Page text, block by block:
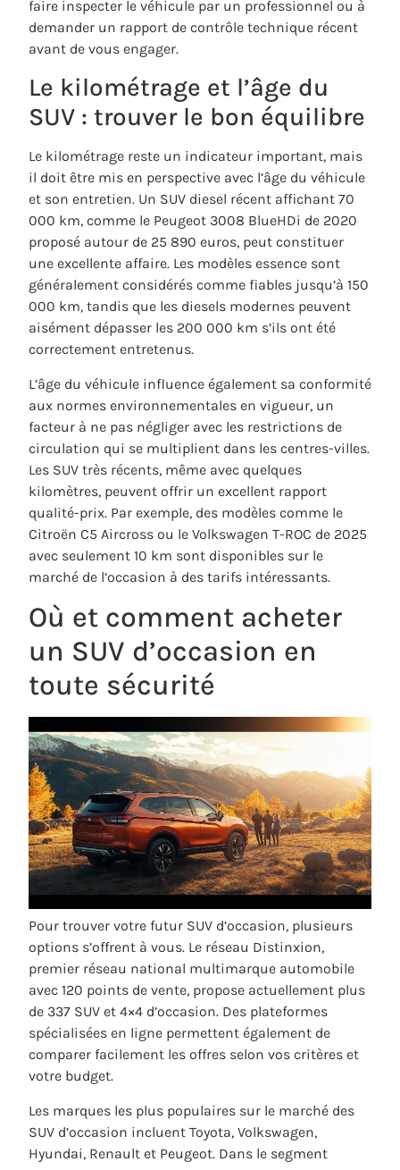
faire inspecter le véhicule par un professionnel ou à
demander un rapport de contrôle technique récent
avant de vous engager.
Le kilométrage et l’âge du
SUV : trouver le bon équilibre
Le kilométrage reste un indicateur important, mais
il doit être mis en perspective avec l’âge du véhicule
et son entretien. Un SUV diesel récent affichant 70
000 km, comme le Peugeot 3008 BlueHDi de 2020
proposé autour de 25 890 euros, peut constituer
une excellente affaire. Les modèles essence sont
généralement considérés comme fiables jusqu’à 150
000 km, tandis que les diesels modernes peuvent
aisément dépasser les 200 000 km s’ils ont été
correctement entretenus.
L’âge du véhicule influence également sa conformité
aux normes environnementales en vigueur, un
facteur à ne pas négliger avec les restrictions de
circulation qui se multiplient dans les centres-villes.
Les SUV très récents, même avec quelques
kilomètres, peuvent offrir un excellent rapport
qualité-prix. Par exemple, des modèles comme le
Citroën C5 Aircross ou le Volkswagen T-ROC de 2025
avec seulement 10 km sont disponibles sur le
marché de l’occasion à des tarifs intéressants.
Où et comment acheter
un SUV d’occasion en
toute sécurité
Pour trouver votre futur SUV d’occasion, plusieurs
options s’offrent à vous. Le réseau Distinxion,
premier réseau national multimarque automobile
avec 120 points de vente, propose actuellement plus
de 337 SUV et 4×4 d’occasion. Des plateformes
spécialisées en ligne permettent également de
comparer facilement les offres selon vos critères et
votre budget.
Les marques les plus populaires sur le marché des
SUV d’occasion incluent Toyota, Volkswagen,
Hyundai, Renault et Peugeot. Dans le segment